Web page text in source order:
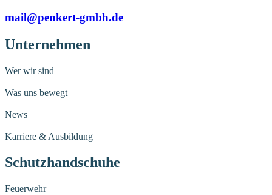
mail@penkert-gmbh.de
Unternehmen
Wer wir sind
Was uns bewegt
News
Karriere & Ausbildung
Schutzhandschuhe
Feuerwehr